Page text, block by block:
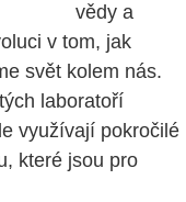
vědy a
v tom, jak
svět kolem nás.
laboratoří
využívají pokročilé
které jsou pro